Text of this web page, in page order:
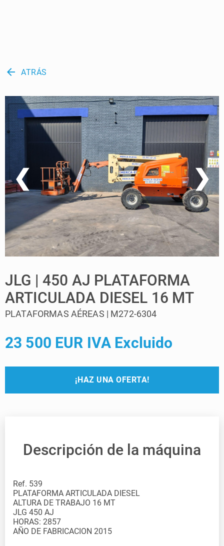
arrow_back ATRÁS
❮ ❯
JLG | 450 AJ PLATAFORMA
ARTICULADA DIESEL 16 MT
PLATAFORMAS AÉREAS | M272-6304
23 500 EUR IVA Excluido
¡HAZ UNA OFERTA!
Descripción de la máquina
Ref. 539 PLATAFORMA ARTICULADA DIESEL ALTURA DE TRABAJO 16 MT JLG 450 AJ HORAS: 2857 AÑO DE FABRICACION 2015